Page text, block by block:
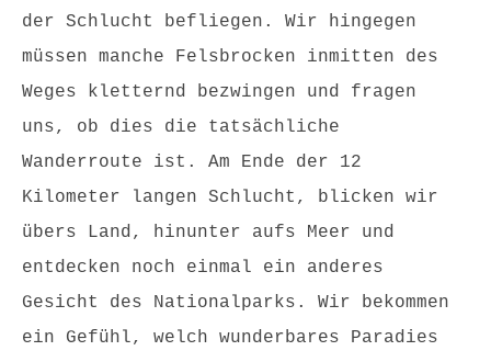
der Schlucht befliegen. Wir hingegen
müssen manche Felsbrocken inmitten des
Weges kletternd bezwingen und fragen
uns, ob dies die tatsächliche
Wanderroute ist. Am Ende der 12
Kilometer langen Schlucht, blicken wir
übers Land, hinunter aufs Meer und
entdecken noch einmal ein anderes
Gesicht des Nationalparks. Wir bekommen
ein Gefühl, welch wunderbares Paradies